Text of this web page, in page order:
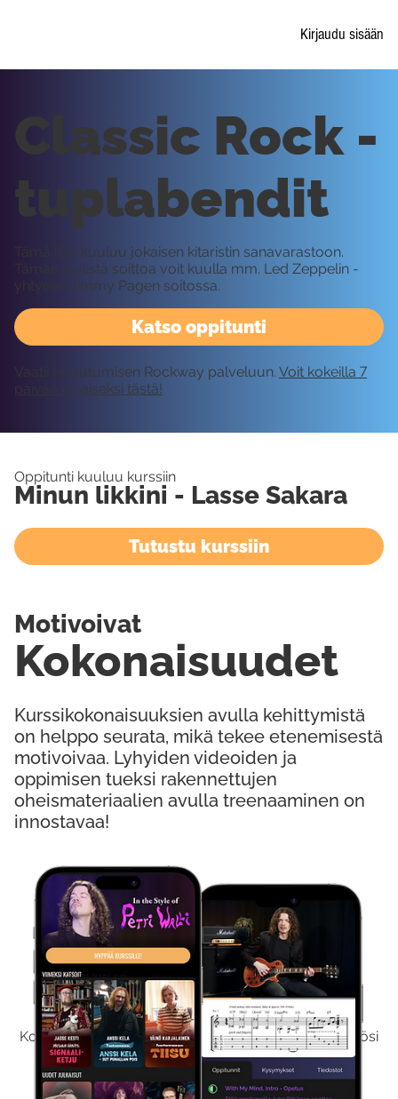
Kirjaudu sisään
Kokeile Ilmaiseksi
Kokeilemalla ilmaiseksi saat koko sisältömme käyttöösi
viikon ajaksi.
Katso oppitunti
Classic Rock -
tuplabendit
Tämä likki kuuluu jokaisen kitaristin sanavarastoon.
Tämän tyylistä soittoa voit kuulla mm. Led Zeppelin -
yhtyeen Jimmy Pagen soitossa.
Vaatii kirjautumisen Rockway palveluun. Voit kokeilla 7
päivää ilmaiseksi tästä!
Oppitunti kuuluu kurssiin
Minun likkini - Lasse Sakara
Tutustu kurssiin
Kurssikokonaisuuksien avulla kehittymistä
on helppo seurata, mikä tekee etenemisestä
motivoivaa. Lyhyiden videoiden ja
oppimisen tueksi rakennettujen
oheismateriaalien avulla treenaaminen on
innostavaa!
Kokonaisuudet
Motivoivat